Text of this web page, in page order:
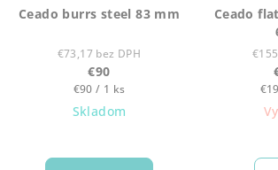
Ceado burrs steel 83 mm
€73,17 bez DPH
€90
Jednotková
cena:
€90 / 1 ks
Skladom
Ceado